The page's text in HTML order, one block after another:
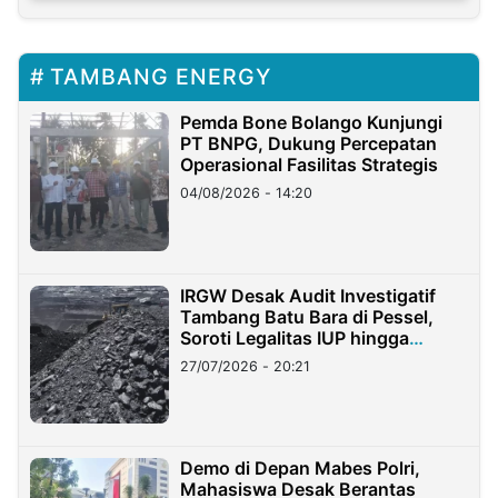
TAMBANG ENERGY
Pemda Bone Bolango Kunjungi
PT BNPG, Dukung Percepatan
Operasional Fasilitas Strategis
04/08/2026 - 14:20
IRGW Desak Audit Investigatif
Tambang Batu Bara di Pessel,
Soroti Legalitas IUP hingga
Stockpile
27/07/2026 - 20:21
Demo di Depan Mabes Polri,
Mahasiswa Desak Berantas